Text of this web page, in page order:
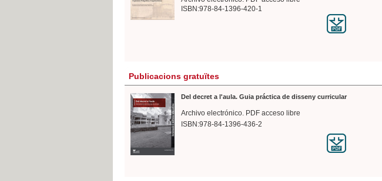
ISBN:978-84-1396-420-1
Publicacions gratuïtes
Del decret a l'aula. Guia práctica de disseny curricular
Archivo electrónico. PDF acceso libre
ISBN:978-84-1396-436-2